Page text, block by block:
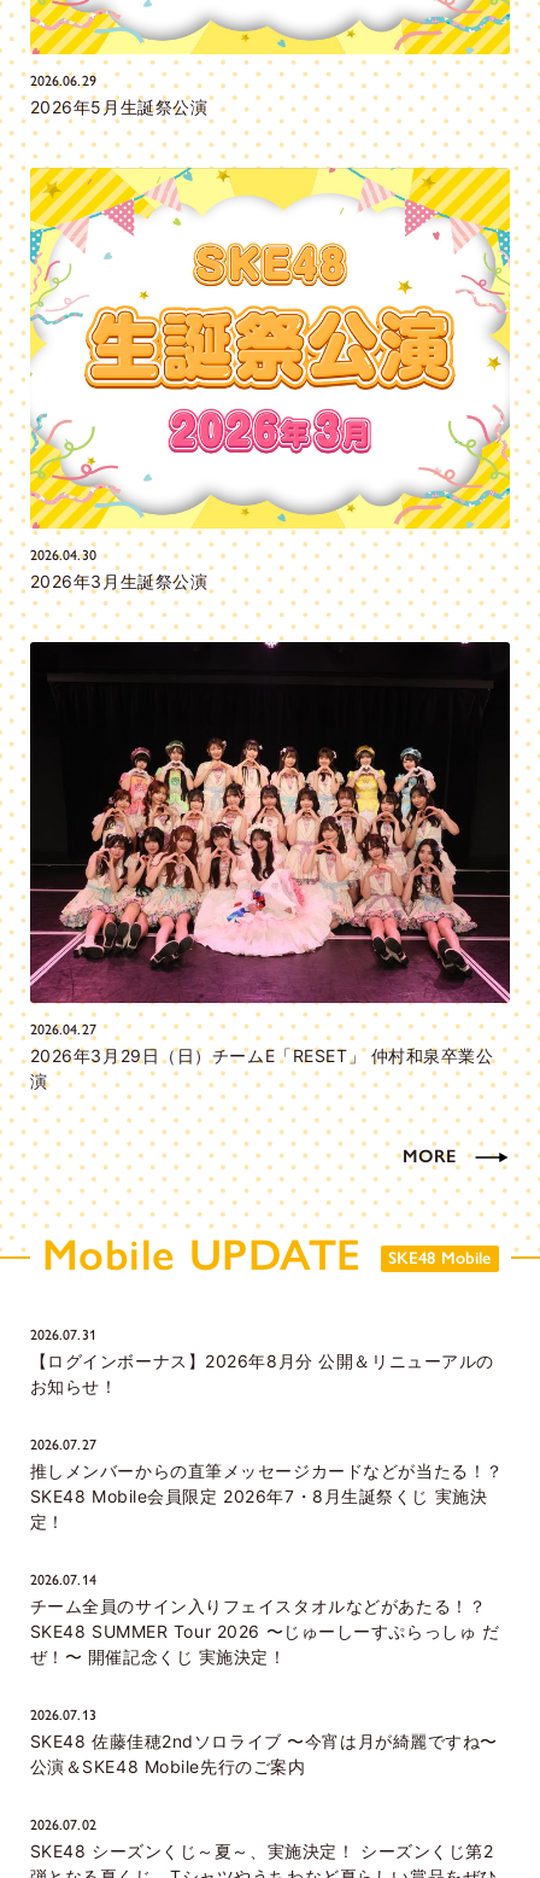
2026.06.29
2026年5月生誕祭公演
2026.04.30
2026年3月生誕祭公演
2026.04.27
2026年3月29日（日）チームE「RESET」 仲村和泉卒業公
演
MORE
Mobile UPDATE SKE48 Mobile
2026.07.31
【ログインボーナス】2026年8月分 公開＆リニューアルの
お知らせ！
2026.07.27
推しメンバーからの直筆メッセージカードなどが当たる！？
SKE48 Mobile会員限定 2026年7・8月生誕祭くじ 実施決
定！
2026.07.14
チーム全員のサイン入りフェイスタオルなどがあたる！？
SKE48 SUMMER Tour 2026 〜じゅーしーすぷらっしゅ だ
ぜ！〜 開催記念くじ 実施決定！
2026.07.13
SKE48 佐藤佳穂2ndソロライブ 〜今宵は月が綺麗ですね〜
公演＆SKE48 Mobile先行のご案内
2026.07.02
SKE48 シーズンくじ～夏～、実施決定！ シーズンくじ第2